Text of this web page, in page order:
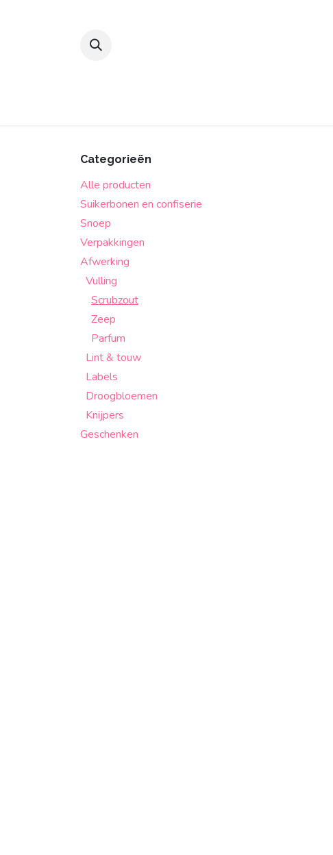
Categorieën
Alle producten
Suikerbonen en confiserie
Snoep
Verpakkingen
Afwerking
Vulling
Scrubzout
Zeep
Parfum
Lint & touw
Labels
Droogbloemen
Knijpers
Geschenken